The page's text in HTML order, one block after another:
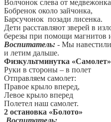
Волчонок слева от
Бобренок около зайчонка,
Барсучонок позади лисенка.
Дети расставляют зверей в
березы при помощи магнитов
Воспитатель: - Мы
и летим дальше.
Физкультминутка «Самолет»
Руки в стороны – в полет
Отправляем самолет:
Правое крыло вперед,
Левое крыло вперед
Полетел наш самолет.
2 остановка «Болото»